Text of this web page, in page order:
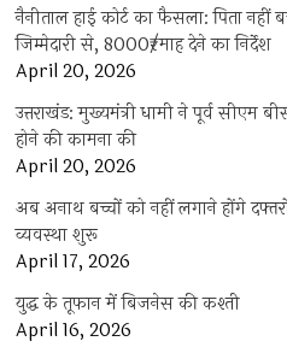
नैनीताल हाई कोर्ट का फैसला: पिता
जिम्मेदारी से, 8000₹/माह देने का निर्देश
April 20, 2026
उत्तराखंड: मुख्यमंत्री धामी ने पूर्व सीएम
होने की कामना की
April 20, 2026
अब अनाथ बच्चों को नहीं लगाने होंगे
व्यवस्था शुरू
April 17, 2026
युद्ध के तूफान में बिजनेस की कश्ती
April 16, 2026